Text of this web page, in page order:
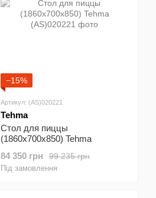
−15%
Артикул: (AS)020221
Tehma
Стол для пиццы
(1860х700х850) Tehma
99 235 грн
84 350 грн
Під замовлення